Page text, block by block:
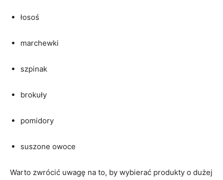
łosoś
marchewki
szpinak
brokuły
pomidory
suszone owoce
Warto zwrócić uwagę na to, by wybierać produkty o dużej